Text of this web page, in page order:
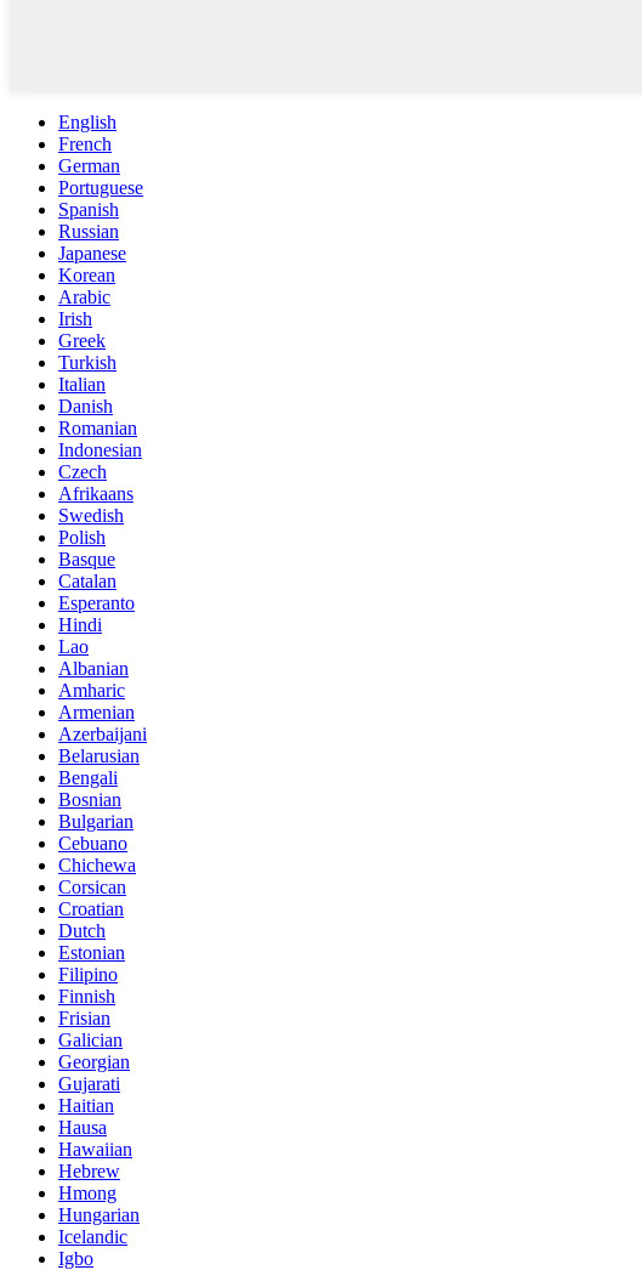
English
French
German
Portuguese
Spanish
Russian
Japanese
Korean
Arabic
Irish
Greek
Turkish
Italian
Danish
Romanian
Indonesian
Czech
Afrikaans
Swedish
Polish
Basque
Catalan
Esperanto
Hindi
Lao
Albanian
Amharic
Armenian
Azerbaijani
Belarusian
Bengali
Bosnian
Bulgarian
Cebuano
Chichewa
Corsican
Croatian
Dutch
Estonian
Filipino
Finnish
Frisian
Galician
Georgian
Gujarati
Haitian
Hausa
Hawaiian
Hebrew
Hmong
Hungarian
Icelandic
Igbo